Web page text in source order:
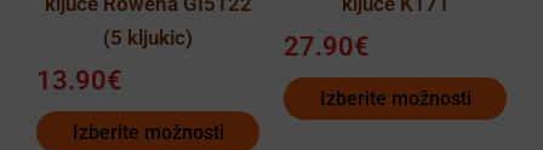
(5 kljukic)
13.90€
Izberite možnosti
strani
27.90€
Izberite možnosti
izdelka